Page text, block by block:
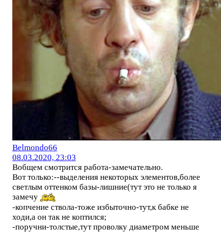
Belmondo66
08.03.2020, 23:03
Вобщем смотрится работа-замечательно.
Вот только:--выделения некоторых элементов,более
светлым оттенком базы-лишние(тут это не только я
замечу
-копчение ствола-тоже избыточно-тут,к бабке не
ходи,а он так не коптился;
-поручни-толстые,тут проволку диаметром меньше